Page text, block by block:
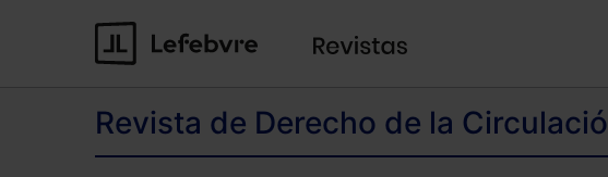
Revista de Derecho de la